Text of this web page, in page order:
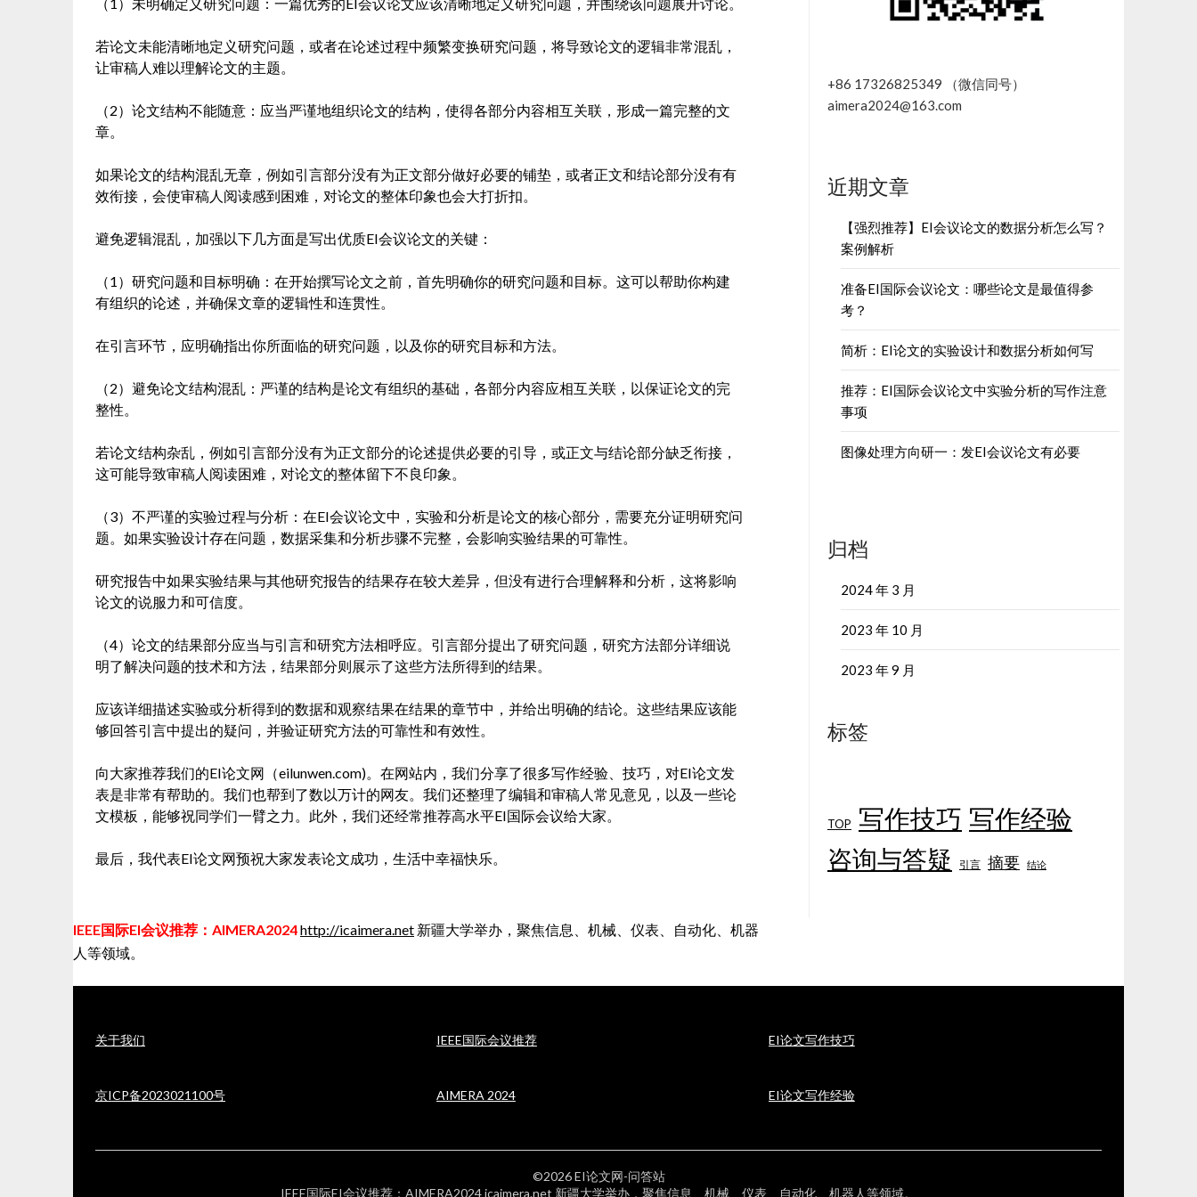
若论文未能清晰地定义研究问题，或者在论述过程中频繁变换研究问题，将导致论文的逻辑非常混乱，
让审稿人难以理解论文的主题。
（2）论文结构不能随意：应当严谨地组织论文的结构，使得各部分内容相互关联，形成一篇完整的文
章。
如果论文的结构混乱无章，例如引言部分没有为正文部分做好必要的铺垫，或者正文和结论部分没有有
效衔接，会使审稿人阅读感到困难，对论文的整体印象也会大打折扣。
避免逻辑混乱，加强以下几方面是写出优质EI会议论文的关键：
（1）研究问题和目标明确：在开始撰写论文之前，首先明确你的研究问题和目标。这可以帮助你构建
有组织的论述，并确保文章的逻辑性和连贯性。
在引言环节，应明确指出你所面临的研究问题，以及你的研究目标和方法。
（2）避免论文结构混乱：严谨的结构是论文有组织的基础，各部分内容应相互关联，以保证论文的完
整性。
若论文结构杂乱，例如引言部分没有为正文部分的论述提供必要的引导，或正文与结论部分缺乏衔接，
这可能导致审稿人阅读困难，对论文的整体留下不良印象。
（3）不严谨的实验过程与分析：在EI会议论文中，实验和分析是论文的核心部分，需要充分证明研究问
题。如果实验设计存在问题，数据采集和分析步骤不完整，会影响实验结果的可靠性。
研究报告中如果实验结果与其他研究报告的结果存在较大差异，但没有进行合理解释和分析，这将影响
论文的说服力和可信度。
（4）论文的结果部分应当与引言和研究方法相呼应。引言部分提出了研究问题，研究方法部分详细说
明了解决问题的技术和方法，结果部分则展示了这些方法所得到的结果。
应该详细描述实验或分析得到的数据和观察结果在结果的章节中，并给出明确的结论。这些结果应该能
够回答引言中提出的疑问，并验证研究方法的可靠性和有效性。
向大家推荐我们的EI论文网（eilunwen.com)。在网站内，我们分享了很多写作经验、技巧，对EI论文发
表是非常有帮助的。我们也帮到了数以万计的网友。我们还整理了编辑和审稿人常见意见，以及一些论
文模板，能够祝同学们一臂之力。此外，我们还经常推荐高水平EI国际会议给大家。
最后，我代表EI论文网预祝大家发表论文成功，生活中幸福快乐。
IEEE国际EI会议推荐：AIMERA2024http://icaimera.net 新疆大学举办，聚焦信息、机械、仪表、自动化、机器
人等领域。
+86 17326825349 （微信同号）
aimera2024@163.com
近期文章
【强烈推荐】EI会议论文的数据分析怎么写？
案例解析
准备EI国际会议论文：哪些论文是最值得参
考？
简析：EI论文的实验设计和数据分析如何写
推荐：EI国际会议论文中实验分析的写作注意
事项
图像处理方向研一：发EI会议论文有必要
归档
2024 年 3 月
2023 年 10 月
2023 年 9 月
标签
TOP 写作技巧 写作经验
咨询与答疑 引言 摘要 结论
关于我们
京ICP备2023021100号
IEEE国际会议推荐
AIMERA 2024
EI论文写作技巧
EI论文写作经验
©2026 EI论文网-问答站
IEEE国际EI会议推荐：AIMERA2024 icaimera.net 新疆大学举办，聚焦信息、机械、仪表、自动化、机器人等领域。